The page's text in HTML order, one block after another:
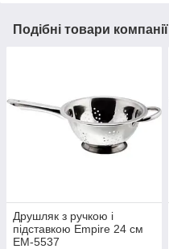
Подібні товари компанії
Друшляк з ручкою і
підставкою Empire 24 см
ЕМ-5537